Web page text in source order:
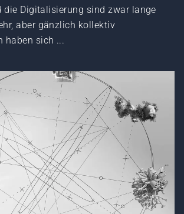
die Digitalisierung sind zwar lange
aber gänzlich kollektiv
haben sich ...